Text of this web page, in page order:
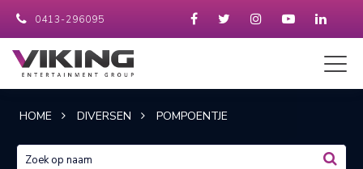
0413-296095
HOME DIVERSEN POMPOENTJE